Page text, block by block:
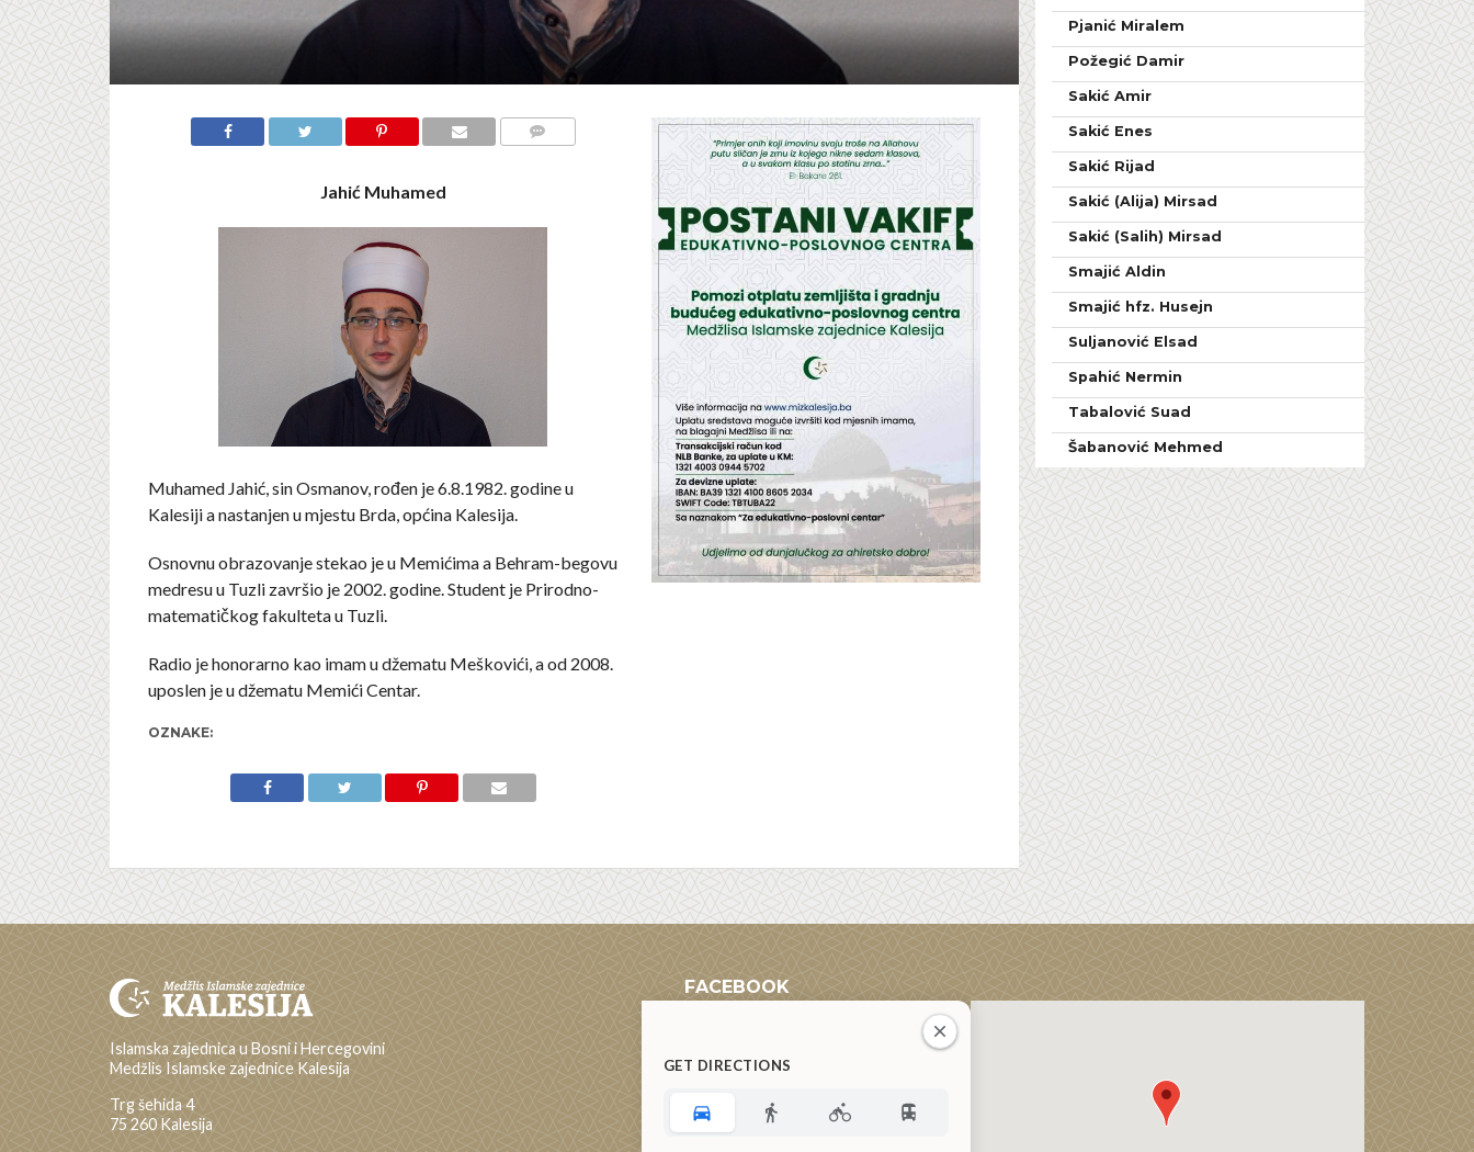
Jahić Muhamed
Muhamed Jahić, sin Osmanov, rođen je 6.8.1982. godine u
Kalesiji a nastanjen u mjestu Brda, općina Kalesija.
Osnovnu obrazovanje stekao je u Memićima a Behram-begovu
medresu u Tuzli završio je 2002. godine. Student je Prirodno-
matematičkog fakulteta u Tuzli.
Radio je honorarno kao imam u džematu Meškovići, a od 2008.
uposlen je u džematu Memići Centar.
OZNAKE:
Pjanić Miralem
Požegić Damir
Sakić Amir
Sakić Enes
Sakić Rijad
Sakić (Alija) Mirsad
Sakić (Salih) Mirsad
Smajić Aldin
Smajić hfz. Husejn
Suljanović Elsad
Spahić Nermin
Tabalović Suad
Šabanović Mehmed
Islamska zajednica u Bosni i Hercegovini
Medžlis Islamske zajednice Kalesija
Trg šehida 4
75 260 Kalesija
FACEBOOK
GET DIRECTIONS